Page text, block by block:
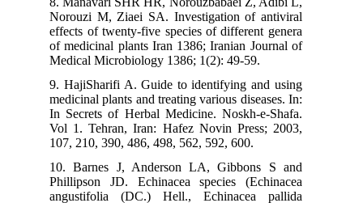
Norouzi M, Ziaei SA. Investigation of antiviral
effects of twenty-five species of different genera
of medicinal plants Iran 1386; Iranian Journal of
Medical Microbiology 1386; 1(2): 49-59.
9. HajiSharifi A. Guide to identifying and using
medicinal plants and treating various diseases. In:
In Secrets of Herbal Medicine. Noskh-e-Shafa.
Vol 1. Tehran, Iran: Hafez Novin Press; 2003,
107, 210, 390, 486, 498, 562, 592, 600.
10. Barnes J, Anderson LA, Gibbons S and
Phillipson JD. Echinacea species (Echinacea
angustifolia (DC.) Hell., Echinacea pallida